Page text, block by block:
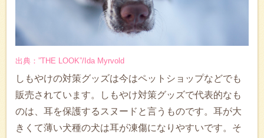
出典：”THE LOOK”/Ida Myrvold
しもやけの対策グッズは今はペットショップなどでも
販売されています。しもやけ対策グッズで代表的なも
のは、耳を保護するスヌードと言うものです。耳が大
きくて薄い犬種の犬は耳が凍傷になりやすいです。そ